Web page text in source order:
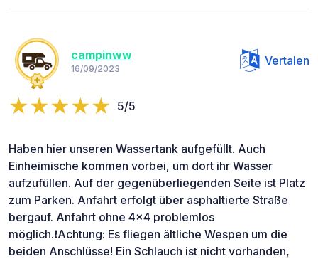
campinww
16/09/2023
Vertalen
5/5
Haben hier unseren Wassertank aufgefüllt. Auch
Einheimische kommen vorbei, um dort ihr Wasser
aufzufüllen. Auf der gegenüberliegenden Seite ist Platz
zum Parken. Anfahrt erfolgt über asphaltierte Straße
bergauf. Anfahrt ohne 4x4 problemlos
möglich.❗️Achtung: Es fliegen ältliche Wespen um die
beiden Anschlüsse! Ein Schlauch ist nicht vorhanden,